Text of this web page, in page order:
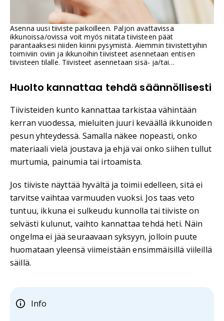
Asenna uusi tiiviste paikoilleen. Paljon avattavissa
ikkunoissa/ovissa voit myös niitata tiivisteen päät
parantaaksesi niiden kiinni pysymistä. Aiemmin tiivistettyihin
toimiviin oviin ja ikkunoihin tiivisteet asennetaan entisen
tiivisteen tilalle. Tiivisteet asennetaan sisä- ja/tai
Huolto kannattaa tehdä säännöllisesti
Tiivisteiden kunto kannattaa tarkistaa vähintään
kerran vuodessa, mieluiten juuri keväällä ikkunoiden
pesun yhteydessä. Samalla näkee nopeasti, onko
materiaali vielä joustava ja ehjä vai onko siihen tullut
murtumia, painumia tai irtoamista.
Jos tiiviste näyttää hyvältä ja toimii edelleen, sitä ei
tarvitse vaihtaa varmuuden vuoksi. Jos taas veto
tuntuu, ikkuna ei sulkeudu kunnolla tai tiiviste on
selvästi kulunut, vaihto kannattaa tehdä heti. Näin
ongelma ei jää seuraavaan syksyyn, jolloin puute
huomataan yleensä viimeistään ensimmäisillä viileillä
säillä.
Info